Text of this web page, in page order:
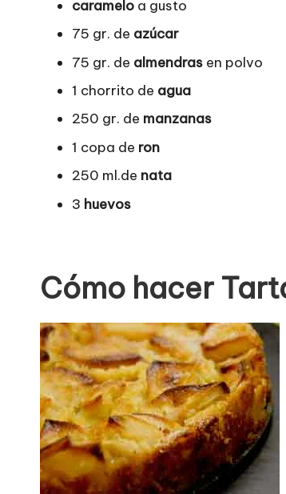
caramelo a gusto
75 gr. de azúcar
75 gr. de almendras en polvo
1 chorrito de agua
250 gr. de manzanas
1 copa de ron
250 ml.de nata
3 huevos
Cómo hacer